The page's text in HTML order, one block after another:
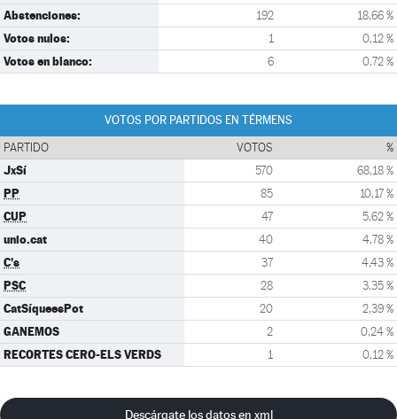
Abstenciones: 192 18,66 %
Votos nulos: 1 0,12 %
Votos en blanco: 6 0,72 %
VOTOS POR PARTIDOS EN TÉRMENS
PARTIDO VOTOS %
JxSí 570 68,18 %
PP 85 10,17 %
CUP 47 5,62 %
unio.cat 40 4,78 %
C's 37 4,43 %
PSC 28 3,35 %
CatSíqueesPot 20 2,39 %
GANEMOS 2 0,24 %
RECORTES CERO-ELS VERDS 1 0,12 %
Descárgate los datos en xml